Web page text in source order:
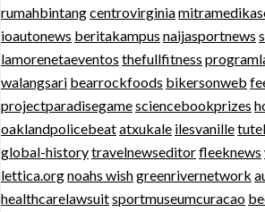
rumahbintangcentrovirginia
ioautonews beritakampus naijasportnews
lamorenetaeventos thefullfitness
walangsari bearrockfoods bikersonweb
projectparadisegamesciencebookprizes
oaklandpolicebeatatxukale ilesvanille
global-historytravelnewseditorfleeknews
lettica.orgnoahs wishgreenrivernetwork
healthcarelawsuitsportmuseumcuracao